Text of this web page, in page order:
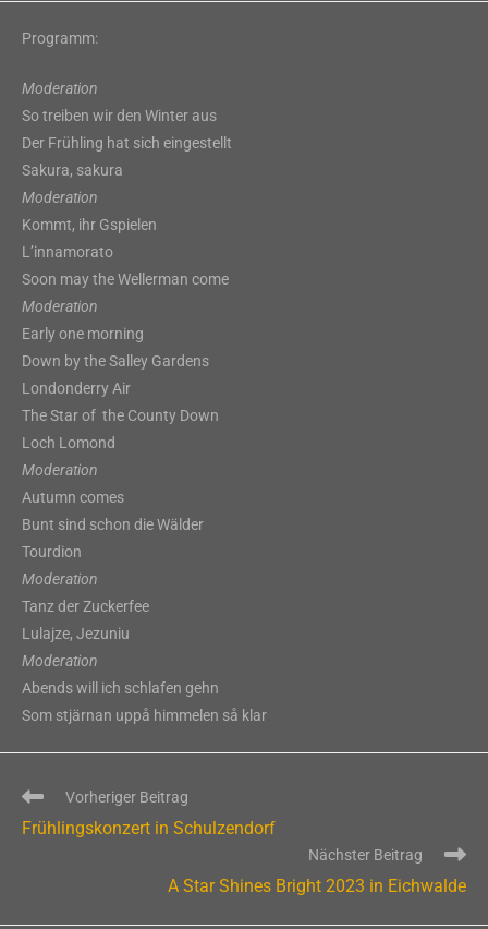
Programm:
Moderation
So treiben wir den Winter aus
Der Frühling hat sich eingestellt
Sakura, sakura
Moderation
Kommt, ihr Gspielen
L’innamorato
Soon may the Wellerman come
Moderation
Early one morning
Down by the Salley Gardens
Londonderry Air
The Star of the County Down
Loch Lomond
Moderation
Autumn comes
Bunt sind schon die Wälder
Tourdion
Moderation
Tanz der Zuckerfee
Lulajze, Jezuniu
Moderation
Abends will ich schlafen gehn
Som stjärnan uppå himmelen så klar
Weitere
ansehen
Vorheriger Beitrag
Frühlingskonzert in Schulzendorf
Nächster Beitrag
A Star Shines Bright 2023 in Eichwalde